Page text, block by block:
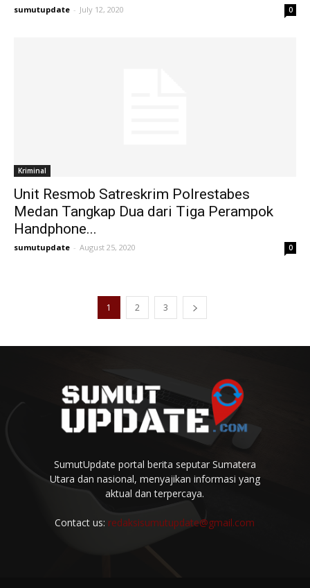
sumutupdate - July 12, 2020 0
Kriminal
Unit Resmob Satreskrim Polrestabes
Medan Tangkap Dua dari Tiga Perampok
Handphone...
sumutupdate - August 25, 2020 0
1 2 3
SumutUpdate portal berita seputar Sumatera
Utara dan nasional, menyajikan informasi yang
aktual dan terpercaya.
Contact us: redaksisumutupdate@gmail.com